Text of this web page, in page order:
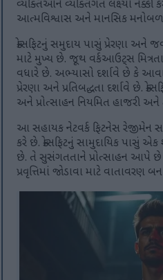
વ્યક્તિઓને વ્યક્તિગત લક્ષ્યો નક્કી
આત્મવિશ્વાસ અને માનસિક
ક્રોસફિટનું સમુદાય પાસું પ્રેરણા અને
માટે મુખ્ય છે. જૂથ વર્કઆઉટ્સ
વધારે છે. અભ્યાસો દર્શાવે છે કે
પ્રેરણા અને પ્રતિબદ્ધતા દર્શાવે છે.
અને પ્રોત્સાહન નિયમિત હાજરી અને
આ સહાયક નેટવર્ક ફિટનેસ રેજીમેન
કરે છે. ક્રોસફિટનું સામુદાયિક પાસું એક
છે. તે સુસંગતતાને પ્રોત્સાહન આપે છે
પ્રવૃત્તિમાં જોડાવા માટે વાતાવરણ